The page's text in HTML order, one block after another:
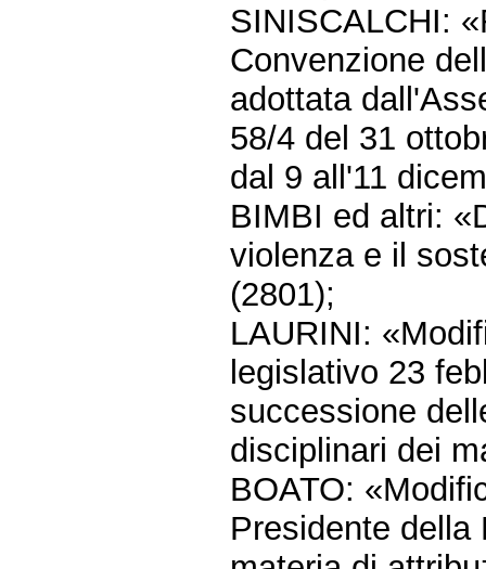
SINISCALCHI:
Convenzione
adottata
58/4 del 31
dal 9 all'11
BIMBI ed altri:
violenza e il
(2801);
LAURINI:
legislativo 23
successione
disciplinari dei
BOATO:
Presidente della